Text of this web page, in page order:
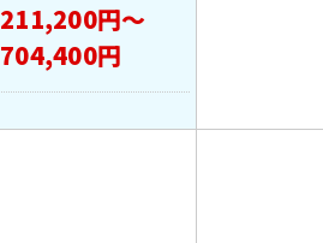
211,200円～
704,400円